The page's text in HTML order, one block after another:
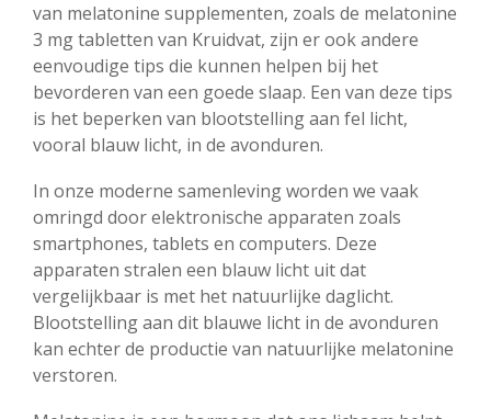
van melatonine supplementen, zoals de melatonine
3 mg tabletten van Kruidvat, zijn er ook andere
eenvoudige tips die kunnen helpen bij het
bevorderen van een goede slaap. Een van deze tips
is het beperken van blootstelling aan fel licht,
vooral blauw licht, in de avonduren.
In onze moderne samenleving worden we vaak
omringd door elektronische apparaten zoals
smartphones, tablets en computers. Deze
apparaten stralen een blauw licht uit dat
vergelijkbaar is met het natuurlijke daglicht.
Blootstelling aan dit blauwe licht in de avonduren
kan echter de productie van natuurlijke melatonine
verstoren.